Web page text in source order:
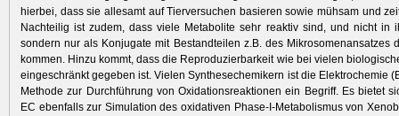
hierbei, dass sie allesamt auf Tierversuchen basieren sowie mühsam und
Nachteilig ist zudem, dass viele Metabolite sehr reaktiv sind, und nicht in
sondern nur als Konjugate mit Bestandteilen z.B. des Mikrosomenansatzes
kommen. Hinzu kommt, dass die Reproduzierbarkeit wie bei vielen
eingeschränkt gegeben ist. Vielen Synthesechemikern ist die Elektrochemie
Methode zur Durchführung von Oxidationsreaktionen ein Begriff. Es bietet
EC ebenfalls zur Simulation des oxidativen Phase-I-Metabolismus von